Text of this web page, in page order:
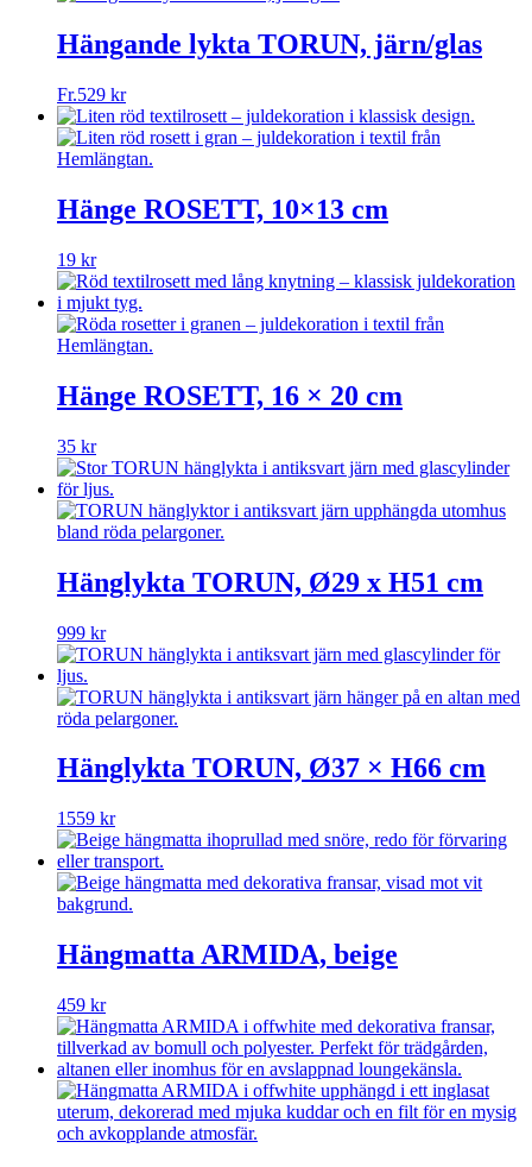
Hängande lykta TORUN, järn/glas
Fr.529 kr
Hänge ROSETT, 10×13 cm
19 kr
Hänge ROSETT, 16 × 20 cm
35 kr
Hänglykta TORUN, Ø29 x H51 cm
999 kr
Hänglykta TORUN, Ø37 × H66 cm
1559 kr
Hängmatta ARMIDA, beige
459 kr